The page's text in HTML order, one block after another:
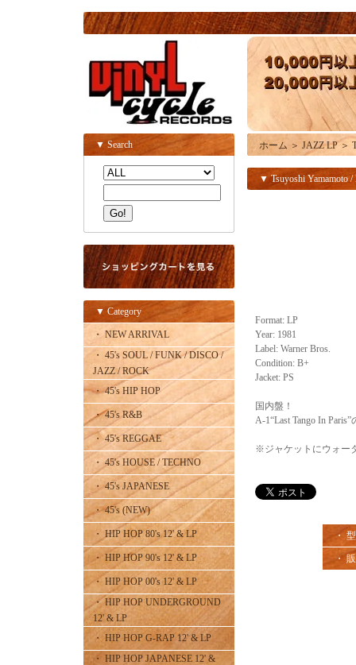
▼ Search
▼ Category
・ NEW ARRIVAL
・ 45's SOUL / FUNK / DISCO /
JAZZ / ROCK
・ 45's HIP HOP
・ 45's R&B
・ 45's REGGAE
・ 45's HOUSE / TECHNO
・ 45's JAPANESE
・ 45's (NEW)
・ HIP HOP 80's 12' & LP
・ HIP HOP 90's 12' & LP
・ HIP HOP 00's 12' & LP
・ HIP HOP UNDERGROUND
12' & LP
・ HIP HOP G-RAP 12' & LP
・ HIP HOP JAPANESE 12' &
ホーム ＞ JAZZ LP ＞
▼ Tsuyoshi Yamamoto
Format: LP
Year: 1981
Label: Warner Bros.
Condition: B+
Jacket: PS
国内盤！
A-1“Last Tango In
※ジャケットにウォー
・
・